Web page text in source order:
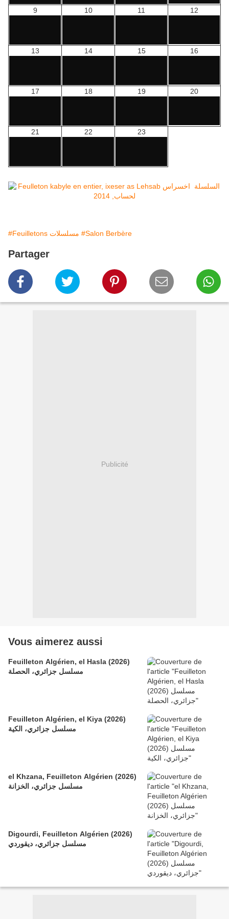
9 10 11 12
13 14 15 16
17 18 19 20
21 22 23
#Feuilletons مسلسلات #Salon Berbère
Partager
Publicité
Vous aimerez aussi
Feuilleton Algérien, el Hasla (2026)
مسلسل جزائري، الحصلة
Feuilleton Algérien, el Kiya (2026)
مسلسل جزائري، الكية
el Khzana, Feuilleton Algérien (2026)
مسلسل جزائري، الخزانة
Digourdi, Feuilleton Algérien (2026)
مسلسل جزائري، ديقوردي